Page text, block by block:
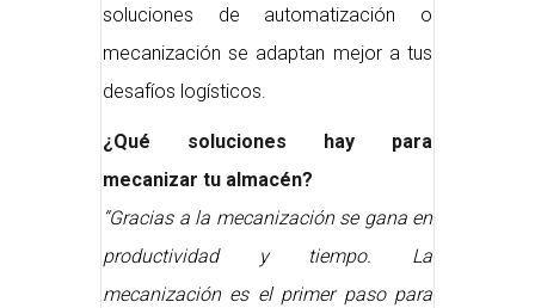
soluciones de automatización o
mecanización se adaptan mejor a tus
desafíos logísticos.
¿Qué soluciones hay para
mecanizar tu almacén?
“Gracias a la mecanización se gana en
productividad y tiempo. La
mecanización es el primer paso para